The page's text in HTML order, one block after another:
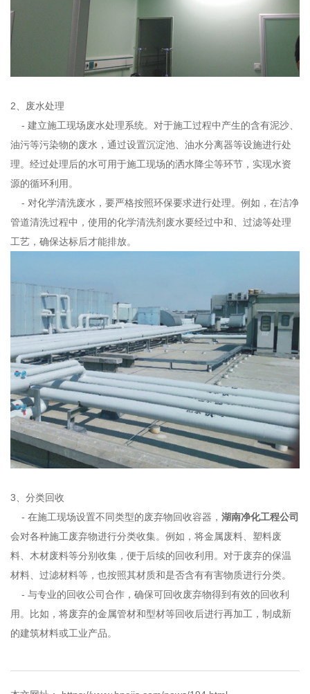
2、废水处理
- 建立施工现场废水处理系统。对于施工过程中产生的含有泥沙、
油污等污染物的废水，通过设置沉淀池、油水分离器等设施进行处
理。经过处理后的水可用于施工现场的洒水降尘等环节，实现水资
源的循环利用。
- 对化学清洗废水，要严格按照环保要求进行处理。例如，在洁净
管道清洗过程中，使用的化学清洗剂废水要经过中和、过滤等处理
工艺，确保达标后才能排放。
3、分类回收
- 在施工现场设置不同类型的废弃物回收容器， 湖南净化工程公司
会对各种施工废弃物进行分类收集。例如，将金属废料、塑料废
料、木材废料等分别收集，便于后续的回收利用。对于废弃的保温
材料、过滤材料等，也按照其材质和是否含有有害物质进行分类。
- 与专业的回收公司合作，确保可回收废弃物得到有效的回收利
用。比如，将废弃的金属管材和型材等回收后进行再加工，制成新
的建筑材料或工业产品。